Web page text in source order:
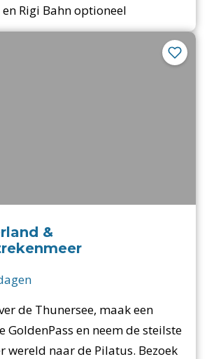
Rigi Bahn optioneel
&
de Thunersee, maak een
GoldenPass en neem de steilste
naar de Pilatus. Bezoek